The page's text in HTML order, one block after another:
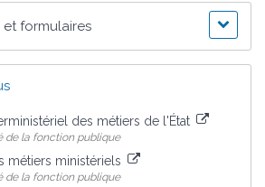
et formulaires
des métiers de l'État
de la fonction publique
métiers ministériels
de la fonction publique